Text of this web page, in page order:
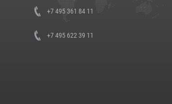
+7 495 361 84 11
+7 495 622 39 11